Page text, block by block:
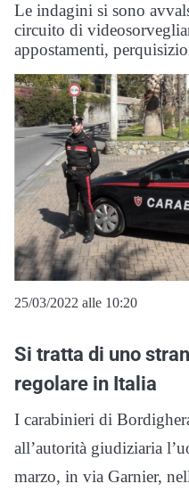
Le indagini si sono
circuito di
appostamenti,
25/03/2022 alle 10:20
Si tratta di uno
regolare in Italia
I carabinieri di
all’autorità giudiziaria
marzo, in via Garnier,